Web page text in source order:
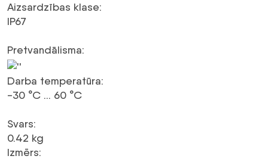
Aizsardzības klase:
IP67
Pretvandālisma:
Darba temperatūra:
-30 °C … 60 °C
Svars:
0.42 kg
Izmērs: